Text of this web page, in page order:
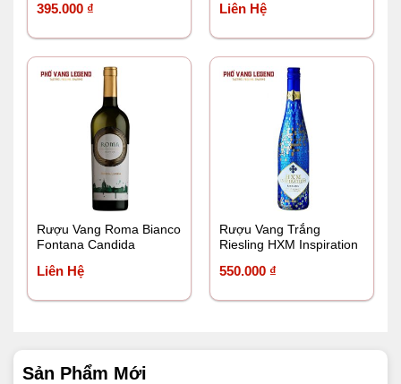
Sản Phẩm Mới
395.000 ₫ Liên Hệ
Rượu Vang Roma Bianco
Fontana Candida
Liên Hệ
Rượu Vang Trắng
Riesling HXM Inspiration
550.000 ₫